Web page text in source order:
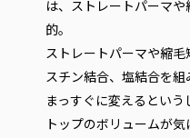
は、ストレートパーマ
的。
ストレートパーマや縮
スチン結合、塩結合を
まっすぐに変えるという
トップのボリュームが